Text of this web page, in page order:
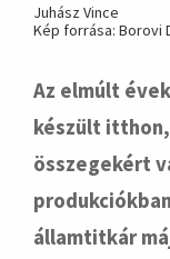
Juhász Vince
Kép forrása: Borovi
Az elmúlt
készült
összegekért
államtitkár